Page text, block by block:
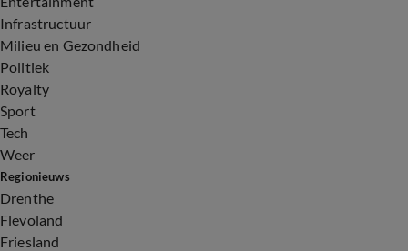
Infrastructuur
Milieu en Gezondheid
Politiek
Royalty
Sport
Tech
Weer
Regionieuws
Drenthe
Flevoland
Friesland